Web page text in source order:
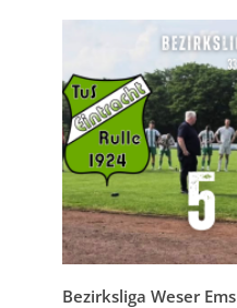
Bezirksliga Weser Ems